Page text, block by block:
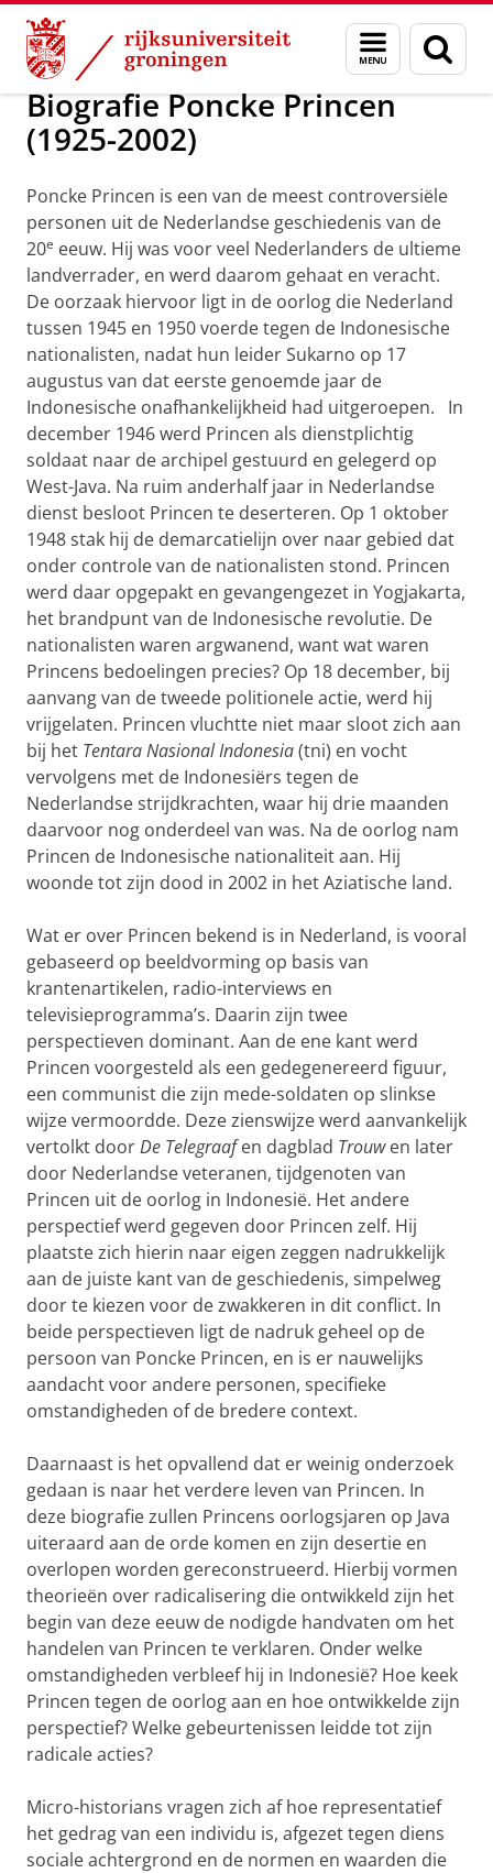
Skip
Content
Skip
Navigation
Menu
en
zoeken
Onderzoek Biografie Instituut
Biografie Poncke Princen
(1925-2002)
Poncke Princen is een van de meest controversiële
personen uit de Nederlandse geschiedenis van de
20e eeuw. Hij was voor veel Nederlanders de ultieme
landverrader, en werd daarom gehaat en veracht.
De oorzaak hiervoor ligt in de oorlog die Nederland
tussen 1945 en 1950 voerde tegen de Indonesische
nationalisten, nadat hun leider Sukarno op 17
augustus van dat eerste genoemde jaar de
Indonesische onafhankelijkheid had uitgeroepen. In
december 1946 werd Princen als dienstplichtig
soldaat naar de archipel gestuurd en gelegerd op
West-Java. Na ruim anderhalf jaar in Nederlandse
dienst besloot Princen te deserteren. Op 1 oktober
1948 stak hij de demarcatielijn over naar gebied dat
onder controle van de nationalisten stond. Princen
werd daar opgepakt en gevangengezet in Yogjakarta,
het brandpunt van de Indonesische revolutie. De
nationalisten waren argwanend, want wat waren
Princens bedoelingen precies? Op 18 december, bij
aanvang van de tweede politionele actie, werd hij
vrijgelaten. Princen vluchtte niet maar sloot zich aan
bij het Tentara Nasional Indonesia(tni) en vocht
vervolgens met de Indonesiërs tegen de
Nederlandse strijdkrachten, waar hij drie maanden
daarvoor nog onderdeel van was. Na de oorlog nam
Princen de Indonesische nationaliteit aan. Hij
woonde tot zijn dood in 2002 in het Aziatische land.
Wat er over Princen bekend is in Nederland, is vooral
gebaseerd op beeldvorming op basis van
krantenartikelen, radio-interviews en
televisieprogramma’s. Daarin zijn twee
perspectieven dominant. Aan de ene kant werd
Princen voorgesteld als een gedegenereerd figuur,
een communist die zijn mede-soldaten op slinkse
wijze vermoordde. Deze zienswijze werd aanvankelijk
vertolkt doorDe Telegraafen dagblad Trouwen later
door Nederlandse veteranen, tijdgenoten van
Princen uit de oorlog in Indonesië. Het andere
perspectief werd gegeven door Princen zelf. Hij
plaatste zich hierin naar eigen zeggen nadrukkelijk
aan de juiste kant van de geschiedenis, simpelweg
door te kiezen voor de zwakkeren in dit conflict. In
beide perspectieven ligt de nadruk geheel op de
persoon van Poncke Princen, en is er nauwelijks
aandacht voor andere personen, specifieke
omstandigheden of de bredere context.
Daarnaast is het opvallend dat er weinig onderzoek
gedaan is naar het verdere leven van Princen. In
deze biografie zullen Princens oorlogsjaren op Java
uiteraard aan de orde komen en zijn desertie en
overlopen worden gereconstrueerd. Hierbij vormen
theorieën over radicalisering die ontwikkeld zijn het
begin van deze eeuw de nodigde handvaten om het
handelen van Princen te verklaren. Onder welke
omstandigheden verbleef hij in Indonesië? Hoe keek
Princen tegen de oorlog aan en hoe ontwikkelde zijn
perspectief? Welke gebeurtenissen leidde tot zijn
radicale acties?
Micro-historians vragen zich af hoe representatief
het gedrag van een individu is, afgezet tegen diens
sociale achtergrond en de normen en waarden die